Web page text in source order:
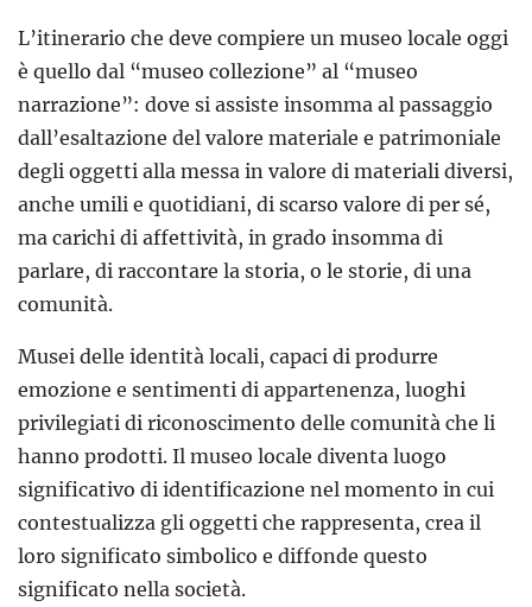
L’itinerario che deve compiere un museo locale oggi
è quello dal “museo collezione” al “museo
narrazione”: dove si assiste insomma al passaggio
dall’esaltazione del valore materiale e patrimoniale
degli oggetti alla messa in valore di materiali diversi,
anche umili e quotidiani, di scarso valore di per sé,
ma carichi di affettività, in grado insomma di
parlare, di raccontare la storia, o le storie, di una
comunità.
Musei delle identità locali, capaci di produrre
emozione e sentimenti di appartenenza, luoghi
privilegiati di riconoscimento delle comunità che li
hanno prodotti. Il museo locale diventa luogo
significativo di identificazione nel momento in cui
contestualizza gli oggetti che rappresenta, crea il
loro significato simbolico e diffonde questo
significato nella società.